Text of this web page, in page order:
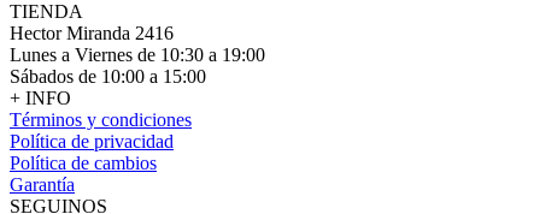
TIENDA
Hector Miranda 2416
Lunes a Viernes de 10:30 a 19:00
Sábados de 10:00 a 15:00
+ INFO
Términos y condiciones
Política de privacidad
Política de cambios
Garantía
SEGUINOS